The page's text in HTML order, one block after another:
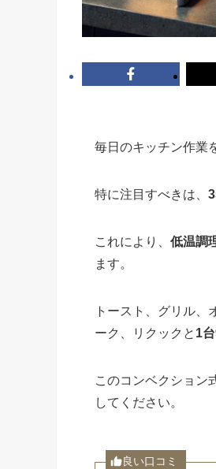
毎日のキッチン作業
特に注目すべきは、
これにより、 低温調
ます。
トースト、グリル
ーク、リクックと 1
このコンベクション
してください。
良い口コミ